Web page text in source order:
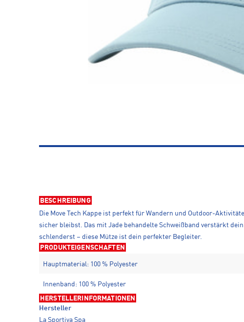
BESCHREIBUNG
Die Move Tech Kappe ist perfekt für Wandern und Outdoor-
sicher bleibst. Das mit Jade behandelte Schweißband verstärkt
schlenderst – diese Mütze ist dein perfekter Begleiter.
PRODUKTEIGENSCHAFTEN
Hauptmaterial: 100 % Polyester
Innenband: 100 % Polyester
HERSTELLERINFORMATIONEN
Hersteller
La Sportiva Spa